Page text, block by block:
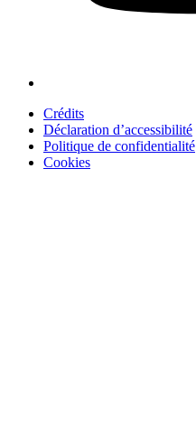
Crédits
Déclaration d’accessibilité
Politique de confidentialité
Cookies